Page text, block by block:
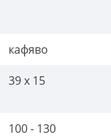
кафяво
39 x 15
100 - 130